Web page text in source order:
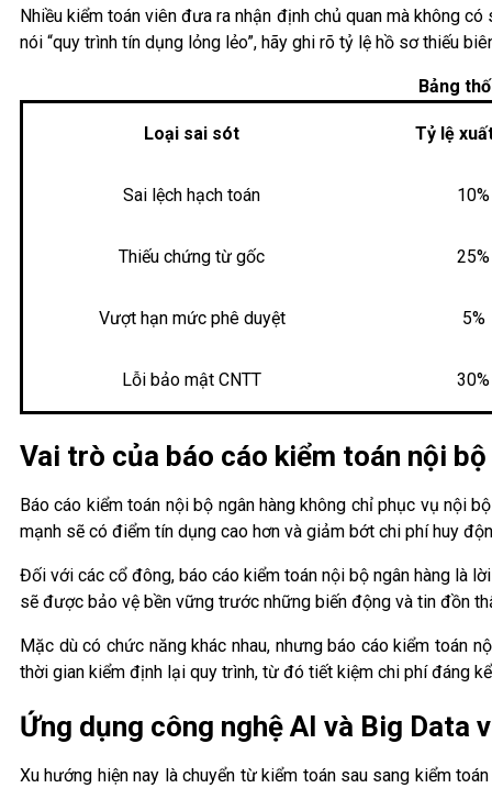
Nhiều kiểm toán viên đưa ra nhận định chủ quan mà không
nói “quy trình tín dụng lỏng lẻo”, hãy ghi rõ tỷ lệ hồ sơ thiếu
Bảng
Loại sai sót Tỷ lệ
Sai lệch hạch toán 10%
Thiếu chứng từ gốc 25%
Vượt hạn mức phê duyệt 5%
Lỗi bảo mật CNTT 30%
Vai trò của báo cáo kiểm toán nội
Báo cáo kiểm toán nội bộ ngân hàng không chỉ phục vụ nội
mạnh sẽ có điểm tín dụng cao hơn và giảm bớt chi phí huy
Đối với các cổ đông, báo cáo kiểm toán nội bộ ngân hàng là
sẽ được bảo vệ bền vững trước những biến động và tin đồn
Mặc dù có chức năng khác nhau, nhưng báo cáo kiểm toán
thời gian kiểm định lại quy trình, từ đó tiết kiệm chi phí đáng
Ứng dụng công nghệ AI và Big Data
Xu hướng hiện nay là chuyển từ kiểm toán sau sang kiểm